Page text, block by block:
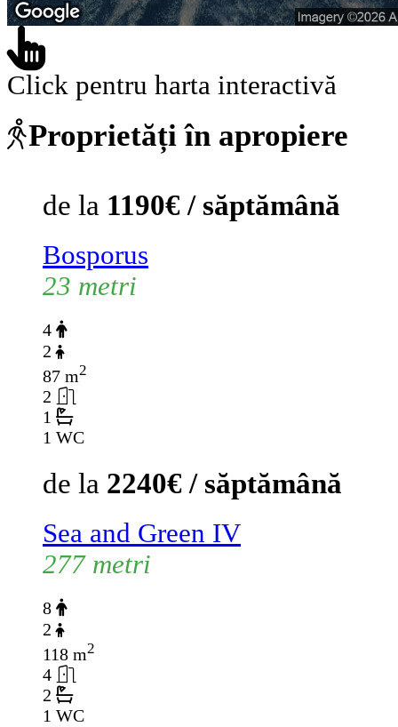
Click pentru harta interactivă
Proprietăți în apropiere
de la 1190€ / săptămână
Bosporus
23 metri
4
2
87 m2
2
1
1 WC
de la 2240€ / săptămână
Sea and Green IV
277 metri
8
2
118 m2
4
2
1 WC